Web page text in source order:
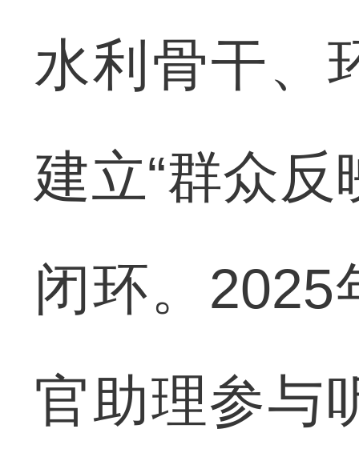
水利骨干、
建立“群众
闭环。2025
官助理参与